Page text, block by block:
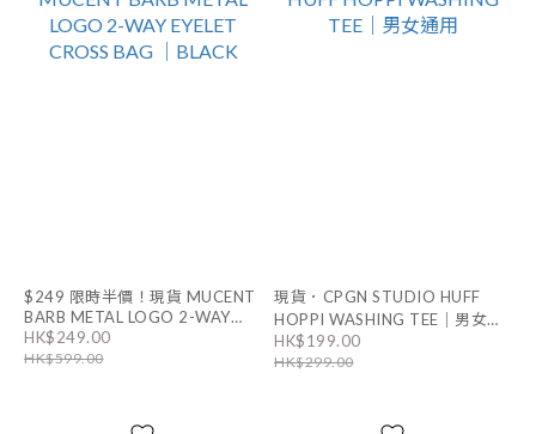
$249 限時半價！現貨 MUCENT
BARB METAL LOGO 2-WAY
EYELET CROSS BAG ｜BLACK
HK$249.00
HK$599.00
現貨．CPGN STUDIO HUFF
HOPPI WASHING TEE｜男女通
用
HK$199.00
HK$299.00